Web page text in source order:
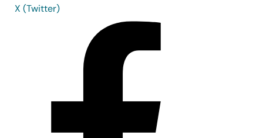
X (Twitter)